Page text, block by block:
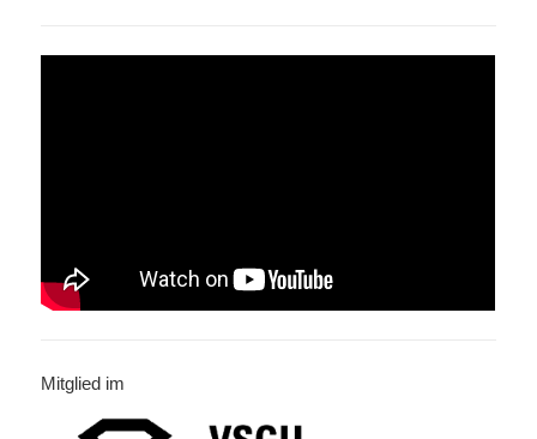
Mitglied im